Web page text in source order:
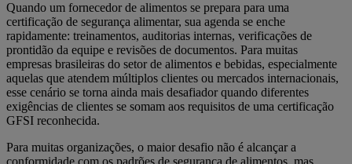
Quando um fornecedor de alimentos se prepara para uma
certificação de segurança alimentar, sua agenda se enche
rapidamente: treinamentos, auditorias internas, verificações de
prontidão da equipe e revisões de documentos. Para muitas
empresas brasileiras do setor de alimentos e bebidas, especialmente
aquelas que atendem múltiplos clientes ou mercados internacionais,
esse cenário se torna ainda mais desafiador quando diferentes
exigências de clientes se somam aos requisitos de uma certificação
GFSI reconhecida.
Para muitas organizações, o maior desafio não é alcançar a
conformidade com os padrões de segurança de alimentos, mas